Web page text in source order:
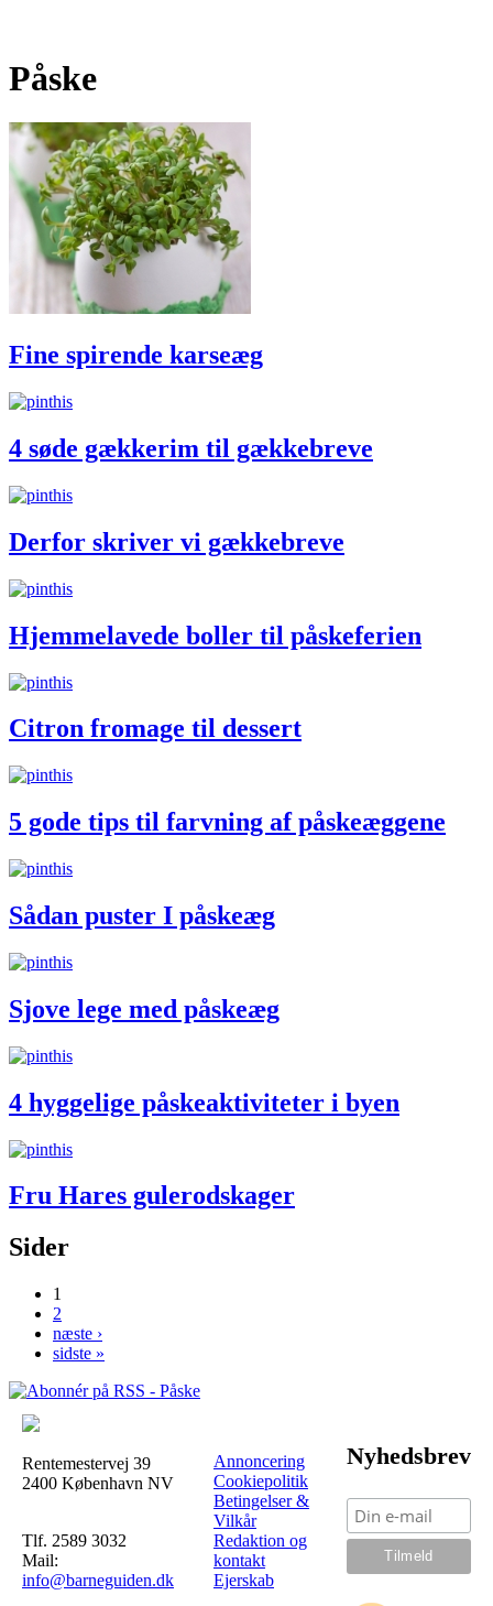
Påske
Fine spirende karseæg
4 søde gækkerim til gækkebreve
Derfor skriver vi gækkebreve
Hjemmelavede boller til påskeferien
Citron fromage til dessert
5 gode tips til farvning af påskeæggene
Sådan puster I påskeæg
Sjove lege med påskeæg
4 hyggelige påskeaktiviteter i byen
Fru Hares gulerodskager
Sider
1
2
næste ›
sidste »
Rentemestervej 39
2400 København NV
Tlf. 2589 3032
Mail:
info@barneguiden.dk
Annoncering
Cookiepolitik
Betingelser &
Vilkår
Redaktion og
kontakt
Ejerskab
Nyhedsbrev